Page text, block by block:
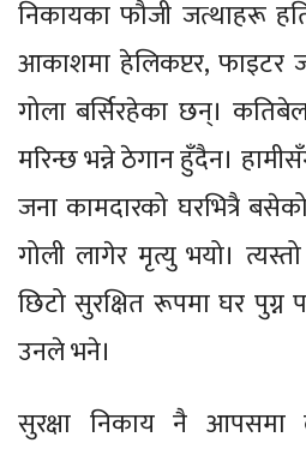
निकायका फौजी जत्थाहरू
आकाशमा हेलिकप्टर, फाइटर
गोला बर्सिरहेका छन्।
मरिन्छ भन्ने ठेगान हुँदैन।
जना कामदारको घरभित्रै
गोली लागेर मृत्यु भयो।
छिटो सुरक्षित रूपमा घर पुग्न
उनले भने।
सुरक्षा निकाय नै